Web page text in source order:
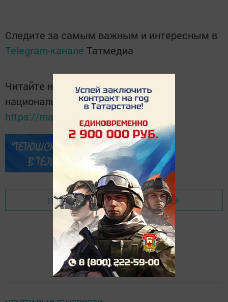
Следите за самым важным и интересным в
Telegram-канале Татмедиа
Читайте новости Татарстана в
национальном мессенджере MАХ:
https://max.ru/tatmedia
Перейти на страницу новости